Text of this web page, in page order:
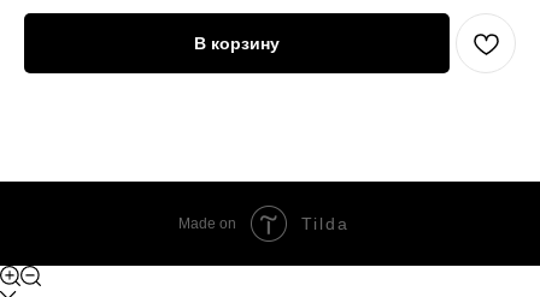
В корзину
Made on Tilda